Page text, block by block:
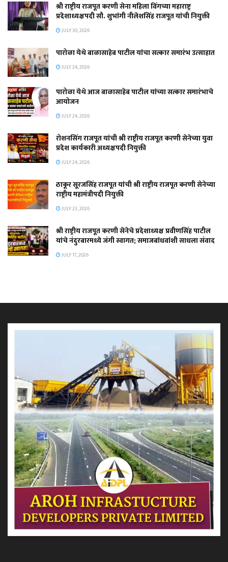
श्री राष्ट्रीय राजपूत करणी सेना महिला विंगच्या महाराष्ट्र
प्रदेशाध्यक्षपदी सौ. शुभांगी नीलेशसिंह राजपूत यांची नियुक्ती
JULY 30, 2026
पारोळा येथे बाळासाहेब पाटील यांचा सत्कार समारंभ उत्साहात
JULY 24, 2026
पारोळा येथे आज बाळासाहेब पाटील यांच्या सत्कार समारंभाचे
आयोजन
JULY 24, 2026
रोशनसिंग राजपूत यांची श्री राष्ट्रीय राजपूत करणी सेनेच्या युवा
प्रदेश कार्यकारी अध्यक्षपदी नियुक्ती
JULY 24, 2026
ठाकूर सूरजसिंह राजपूत यांची श्री राष्ट्रीय राजपूत करणी सेनेच्या
राष्ट्रीय महामंत्रीपदी नियुक्ती
JULY 23, 2026
श्री राष्ट्रीय राजपूत करणी सेनेचे प्रदेशाध्यक्ष प्रवीणसिंह पाटील
यांचे नंदुरबारमध्ये जंगी स्वागत; समाजबांधवांशी साधला संवाद
JULY 17, 2026